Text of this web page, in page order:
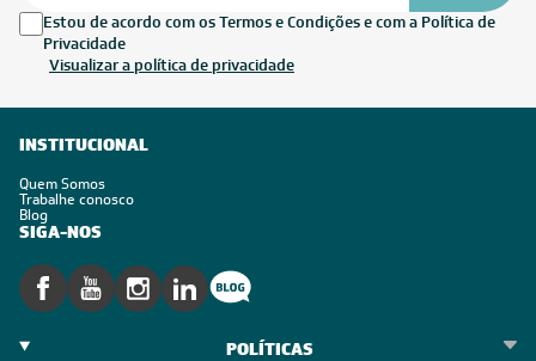
Estou de acordo com os Termos e Condições e com a Política de
Privacidade
Visualizar a política de privacidade
INSTITUCIONAL
Quem Somos
Trabalhe conosco
Blog
SIGA-NOS
POLÍTICAS